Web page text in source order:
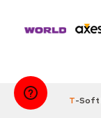
T-Soft